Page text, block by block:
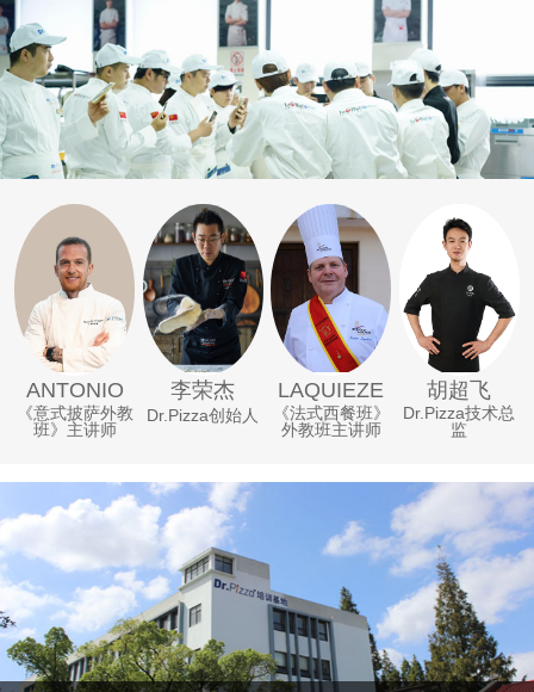
ANTONIO
《意式披萨外教
班》主讲师
李荣杰
Dr.Pizza创始人
LAQUIEZE
《法式西餐班》
外教班主讲师
胡超飞
Dr.Pizza技术总
监